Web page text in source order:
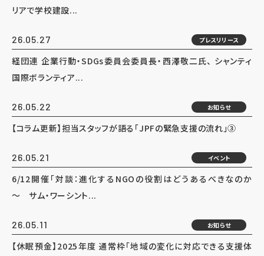
リアで学校建設...
26.05.27 プレスリリース
経団連 企業行動・SDGs委員会委員長・西澤敬二氏、 シャンティ
国際ボランティア...
26.05.22 お知らせ
【コラム更新】担当スタッフが語る「JPFの緊急支援の流れ」③
26.05.21 イベント
6/12開催「対談：進化するNGOの役割はどうあるべきなのか
～ サム・ワーシント...
26.05.11 お知らせ
【休眠預金】2025年度 通常枠「地域の変化に対応できる支援体